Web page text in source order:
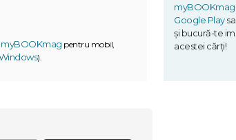
myBOOKmag pentru mobil,
).
myBOOKmag
Google Play
și bucură-te
acestei cărți!